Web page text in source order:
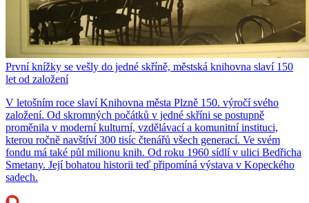
První knížky se vešly do jedné skříně, městská knihovna slaví 150
let od založení
V letošním roce slaví Knihovna města Plzně 150. výročí svého
založení. Od skromných počátků v jedné skříni se postupně
proměnila v moderní kulturní, vzdělávací a komunitní instituci,
kterou ročně navštíví 300 tisíc čtenářů všech generací. Ve svém
fondu má také půl milionu knih. Od roku 1960 sídlí v ulici Bedřicha
Smetany. Její bohatou historii teď připomíná výstava v Kopeckého
sadech.